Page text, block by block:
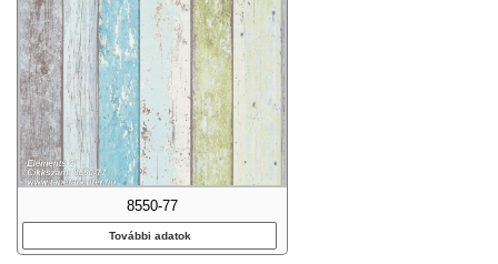
8550-77
További adatok